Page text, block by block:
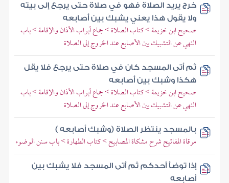
خرج يريد الصلاة فهو في صلاة حتى يرجع إلى بيته
ولا يقول هذا يعني يشبك بين أصابعه
صحيح ابن خزيمة > كتاب الصلاة > جماع أبواب الأذان والإقامة > باب
النهي عن التشبيك بين الأصابع عند الخروج إلى الصلاة
ثم أتى المسجد كان في صلاة حتى يرجع فلا يقل
هكذا وشبك بين أصابعه
صحيح ابن خزيمة > كتاب الصلاة > جماع أبواب الأذان والإقامة > باب
النهي عن التشبيك بين الأصابع عند الخروج إلى الصلاة
بالمسجد ينتظر الصلاة (وشبك أصابعه )
مرقاة المفاتيح شرح مشكاة المصابيح > كتاب الطهارة > باب سنن الوضوء
إذا توضأ أحدكم ثم أتى المسجد فلا يشبك بين
أصابعه